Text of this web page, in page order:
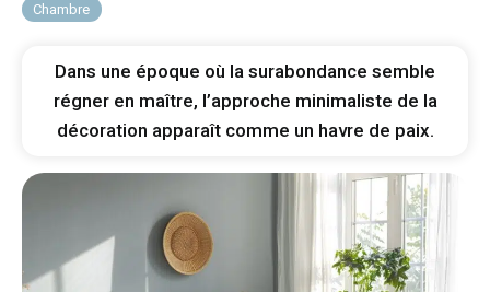
Chambre
Dans une époque où la surabondance semble
régner en maître, l’approche minimaliste de la
décoration apparaît comme un havre de paix.